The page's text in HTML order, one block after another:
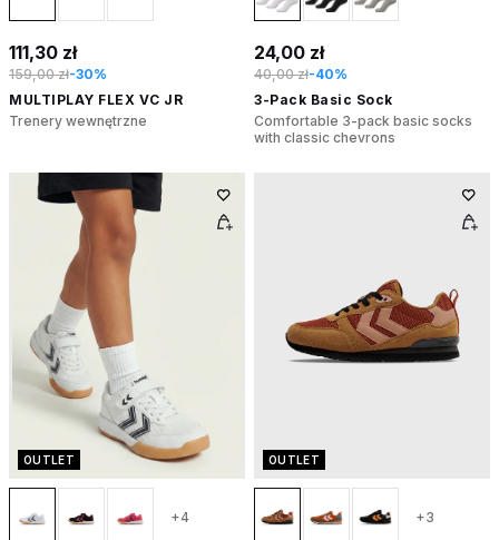
111,30 zł
159,00 zł-30%
MULTIPLAY FLEX VC JR
Trenery wewnętrzne
24,00 zł
40,00 zł-40%
3-Pack Basic Sock
Comfortable 3-pack basic socks
with classic chevrons
OUTLET
+4
OUTLET
+3